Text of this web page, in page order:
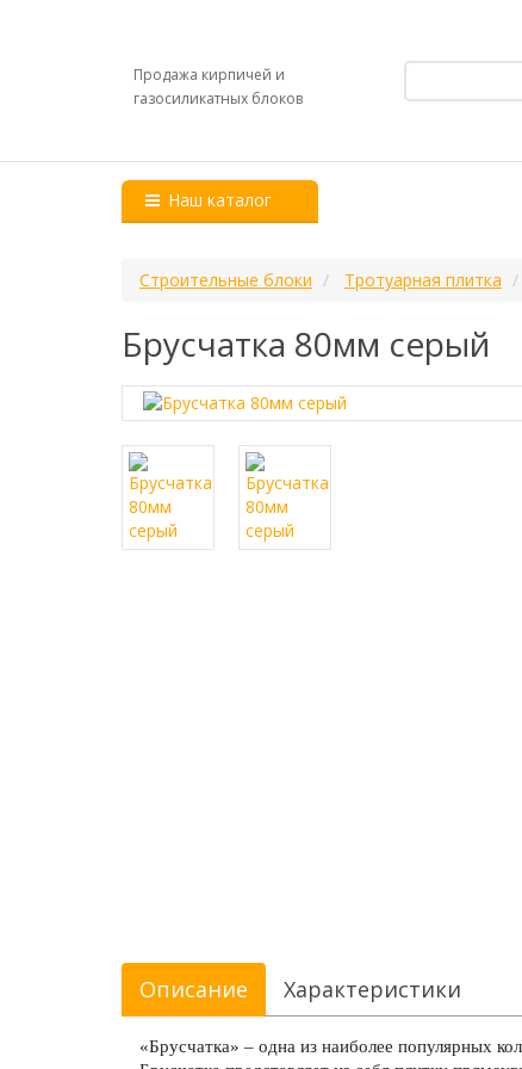
Продажа кирпичей и
газосиликатных блоков
Наш каталог
Строительные блоки Тротуарная плитка
Брусчатка 80мм серый
Описание Характеристики
«Брусчатка» – одна из наиболее популярных